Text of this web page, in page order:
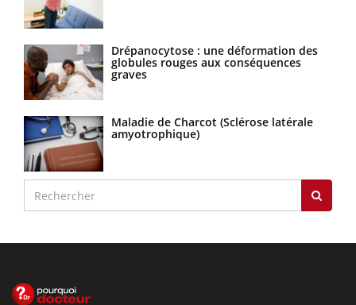
Drépanocytose : une déformation des
globules rouges aux conséquences
graves
Maladie de Charcot (Sclérose latérale
amyotrophique)